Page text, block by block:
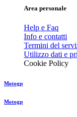
Area personale
Help e Faq
Info e contatti
Termini del
Utilizzo dati e
Cookie Policy
Motogp
Motogp